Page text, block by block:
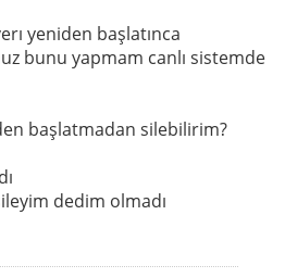
yeniden başlatınca
bunu yapmam canlı sistemde
başlatmadan silebilirim?
dedim olmadı